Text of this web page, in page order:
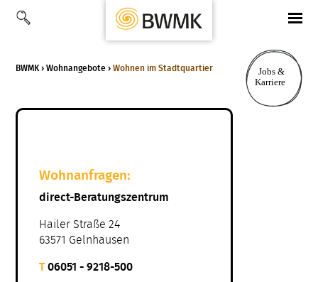
BWMK ›Wohnangebote ›Wohnen im Stadtquartier
Wohnanfragen:
direct-Beratungszentrum
Hailer Straße 24
63571 Gelnhausen
T06051 - 9218-500